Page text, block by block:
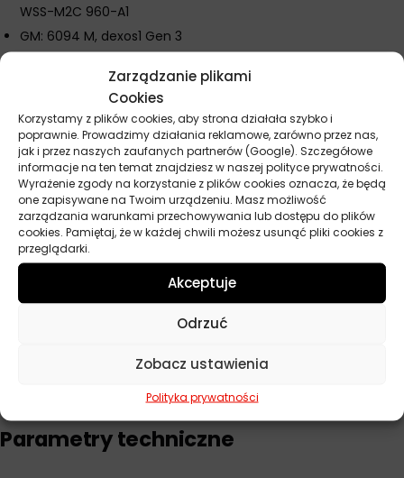
Zarządzanie plikami
Cookies
Korzystamy z plików cookies, aby strona działała szybko i
poprawnie. Prowadzimy działania reklamowe, zarówno przez nas,
jak i przez naszych zaufanych partnerów (Google). Szczegółowe
informacje na ten temat znajdziesz w naszej polityce prywatności.
Wyrażenie zgody na korzystanie z plików cookies oznacza, że będą
one zapisywane na Twoim urządzeniu. Masz możliwość
zarządzania warunkami przechowywania lub dostępu do plików
cookies. Pamiętaj, że w każdej chwili możesz usunąć pliki cookies z
przeglądarki.
Akceptuje
Odrzuć
Zobacz ustawienia
Polityka prywatności
WSS-M2C 960-A1
GM: 6094 M, dexos1 Gen 3
Dane techniczne:
Gęstość w temperaturze 15°C: 0,850 g/cm³
Lepkość kinematyczna w temperaturze 40°C: 45 mm²/s
Lepkość kinematyczna w temperaturze 100°C: 8,2 mm²/s
Wskaźnik lepkości: 158
HTHS w 150°C: ≥2,6 mPas
Temperatura krzepnięcia: -42°C
Temperatura zapłonu: 224°C
Strata na skutek parowania (Noack): 10,4%
Popiół siarczanowy: 0,9 g/100g
Parametry techniczne